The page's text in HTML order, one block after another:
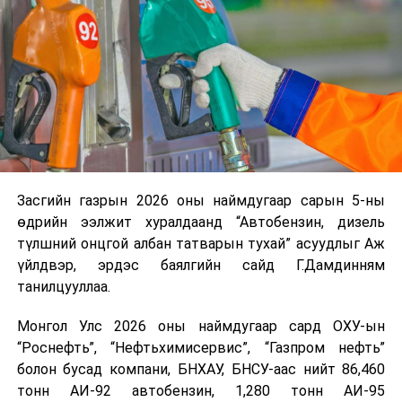
ирсэн бөгөөд шилжүүлэн ачих ажиллагаа хийгдэж
байна" гэлээ
гэж Аж үйлдвэр, эрдэс баялгийн яамнаас
мэдээллээ.
Засгийн газрын 2026 оны наймдугаар сарын 5-ны
өдрийн ээлжит хуралдаанд “Автобензин, дизель
түлшний онцгой албан татварын тухай” асуудлыг Аж
үйлдвэр, эрдэс баялгийн сайд Г.Дамдинням
танилцууллаа.
Монгол Улс 2026 оны наймдугаар сард ОХУ-ын
“Роснефть”, “Нефтьхимисервис”, “Газпром нефть”
болон бусад компани, БНХАУ, БНСУ-аас нийт 86,460
тонн АИ-92 автобензин, 1,280 тонн АИ-95